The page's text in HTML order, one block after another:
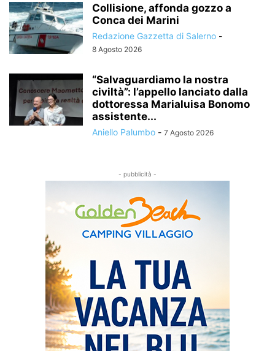
Collisione, affonda gozzo a
Conca dei Marini
Redazione Gazzetta di Salerno -
8 Agosto 2026
“Salvaguardiamo la nostra
civiltà”: l’appello lanciato dalla
dottoressa Marialuisa Bonomo
assistente...
Aniello Palumbo - 7 Agosto 2026
- pubblicità -